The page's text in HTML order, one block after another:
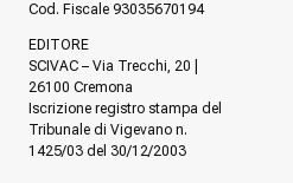
Cod. Fiscale 93035670194
EDITORE
SCIVAC – Via Trecchi, 20 |
26100 Cremona
Iscrizione registro stampa del
Tribunale di Vigevano n.
1425/03 del 30/12/2003